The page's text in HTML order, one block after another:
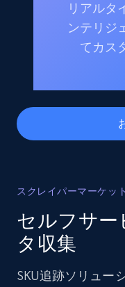
リアルタ
ンテリジ
てカス
スクレイパーマーケッ
セルフサー
タ収集
SKU追跡ソリュー